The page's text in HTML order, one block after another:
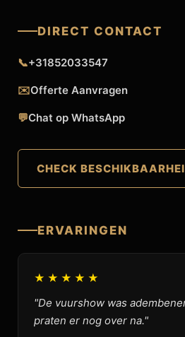
DIRECT CONTACT
📞+31852033547
✉️Offerte Aanvragen
💬Chat op WhatsApp
CHECK
ERVARINGEN
★★★★★
"De vuurshow was
praten er nog over na."